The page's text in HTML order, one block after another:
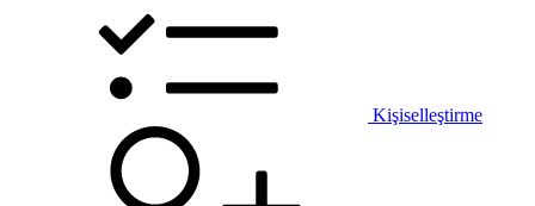
Kişiselleştirme